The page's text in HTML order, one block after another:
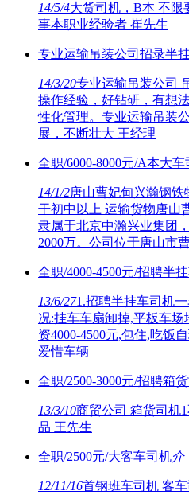
14/5/4大货司机，B本 不限
事本职业经验者 崔先生
专业运输吊装公司招录半
14/3/20专业运输吊装公司
操作经验，好钻研，有想
性化管理。专业运输吊装
展，不断壮大 王经理
全职/6000-8000元/A本大车
14/1/2唐山曹妃甸兴瀚钢
干初中以上 运输货物唐山
隶属于北京中瀚兴业集团
2000万。公司位于唐山市
全职/4000-4500元/招聘半
13/6/271.招聘半挂车司机
况:挂车车扇卸掉,平板车场
资4000-4500元,包住,吃饭
爱惜车辆
全职/2500-3000元/招聘箱
13/3/10商贸公司 箱货司机
品 王先生
全职/2500元/大客车司机介
12/11/16首钢班车司机 客